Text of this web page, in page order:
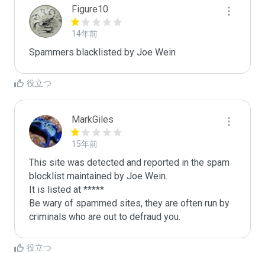
Figure10
14年前
Spammers blacklisted by Joe Wein
役立つ
MarkGiles
15年前
This site was detected and reported in the spam
blocklist maintained by Joe Wein.
It is listed at *****
Be wary of spammed sites, they are often run by
criminals who are out to defraud you.
役立つ